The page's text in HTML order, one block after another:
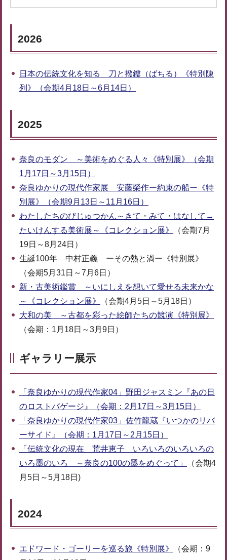
2026
日本の伝統文化を知る 刀と撥鏤（ばちる）《特別陳
列》（会期4月18日～6月14日）
2025
奈良のモダン ～美術をめぐる人々《特別展》（会期
1月17日～3月15日）
奈良ゆかりの現代作家展 安藤榮作ー約束の船ー《特
別展》（会期9月13日～11月16日）
わたしたちのびじゅつかん～きて・みて・はなして→
たいけんする美術展～《コレクション展》
（会期7月
19日～8月24日）
生誕100年 中村正義 ーその熱と渦ー《特別展》
（会期5月31日～7月6日）
新・古美術鑑賞 ～いにしえを想いて愛せる未来かな
～《コレクション展》
（会期4月5日～5月18日）
大和の美 ～古都を彩った絵師たちの競演《特別展》
（会期：1月18日～3月9日）
ギャラリー展示
「奈良ゆかりの現代作家04」野田ジャスミン『あの日
のロストバゲージ』（会期：2月17日～3月15日）
「奈良ゆかりの現代作家03」佐竹龍蔵『いつかのリバ
ーサイド』（会期：1月17日～2月15日）
「伝統文化の現在 荒井恵子 いろいろのいろいろの
いろ墨のいろ ～奈良の100の墨をめぐって」
（会期4
月5日～5月18日)
2024
エドワード・ゴーリーを巡る旅《特別展》
（会期：9